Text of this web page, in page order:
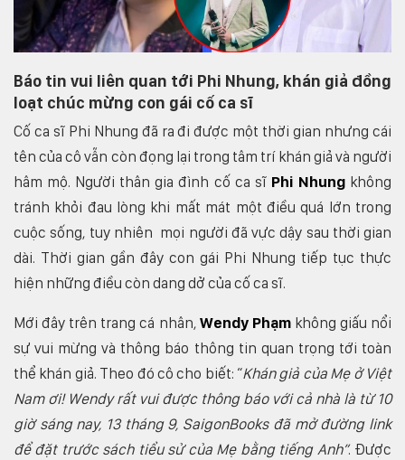
Báo tin vui liên quan tới Phi Nhung, khán giả đồng
loạt chúc mừng con gái cố ca sĩ
Cố ca sĩ Phi Nhung đã ra đi được một thời gian nhưng cái
tên của cô vẫn còn đọng lại trong tâm trí khán giả và người
hâm mộ. Người thân gia đình cố ca sĩ Phi Nhungkhông
tránh khỏi đau lòng khi mất mát một điều quá lớn trong
cuộc sống, tuy nhiên mọi người đã vực dậy sau thời gian
dài. Thời gian gần đây con gái Phi Nhung tiếp tục thực
hiện những điều còn dang dở của cố ca sĩ.
Mới đây trên trang cá nhân, Wendy Phạmkhông giấu nổi
sự vui mừng và thông báo thông tin quan trọng tới toàn
thể khán giả. Theo đó cô cho biết: “Khán giả của Mẹ ở Việt
Nam ơi! Wendy rất vui được thông báo với cả nhà là từ 10
giờ sáng nay, 13 tháng 9, SaigonBooks đã mở đường link
để đặt trước sách tiểu sử của Mẹ bằng tiếng Anh”. Được